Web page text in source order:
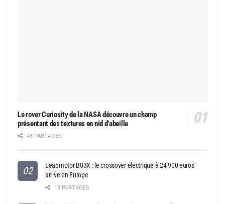
Le rover Curiosity de la NASA découvre un champ
présentant des textures en nid d’abeille
48 PARTAGES
Leapmotor B03X : le crossover électrique à 24 900 euros
arrive en Europe
12 PARTAGES